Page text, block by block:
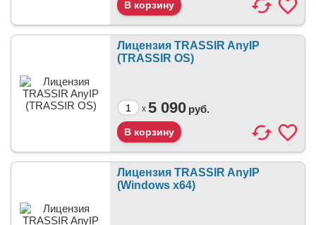
Лицензия TRASSIR AnyIP
(TRASSIR OS)
x 5 090 руб.
Лицензия TRASSIR AnyIP
(Windows x64)